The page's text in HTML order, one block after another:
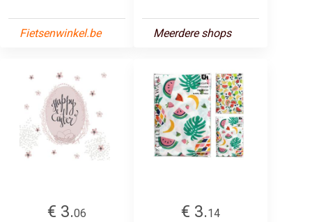
Fietsenwinkel.be Meerdere shops
€ 3.06
€ 3.14